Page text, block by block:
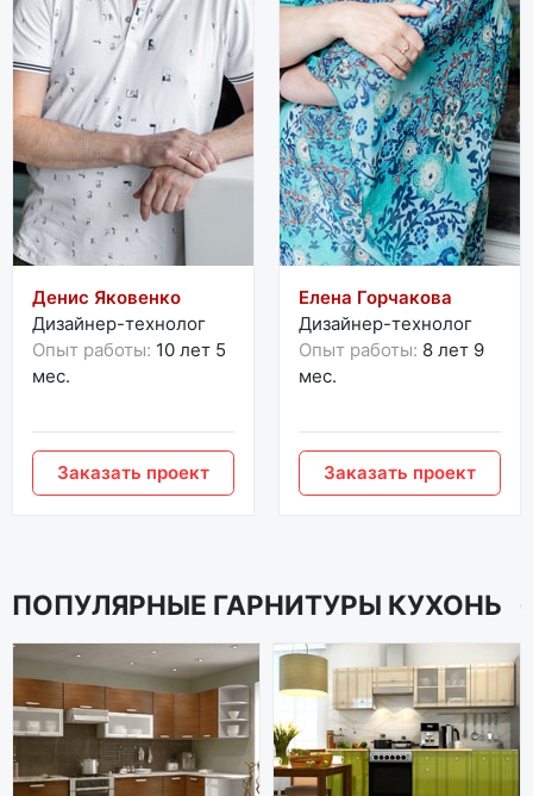
Денис Яковенко
Дизайнер-технолог
Опыт работы: 10 лет 5
мес.
Заказать проект
Елена Горчакова
Дизайнер-технолог
Опыт работы: 8 лет 9
мес.
Заказать проект
ПОПУЛЯРНЫЕ ГАРНИТУРЫ КУХОНЬ